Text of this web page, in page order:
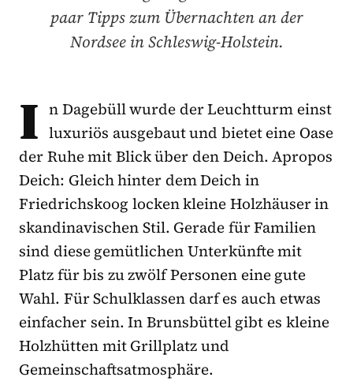
paar Tipps zum Übernachten an der
Nordsee in Schleswig-Holstein.
I n Dagebüll wurde der Leuchtturm einst
luxuriös ausgebaut und bietet eine Oase
der Ruhe mit Blick über den Deich. Apropos
Deich: Gleich hinter dem Deich in
Friedrichskoog locken kleine Holzhäuser in
skandinavischen Stil. Gerade für Familien
sind diese gemütlichen Unterkünfte mit
Platz für bis zu zwölf Personen eine gute
Wahl. Für Schulklassen darf es auch etwas
einfacher sein. In Brunsbüttel gibt es kleine
Holzhütten mit Grillplatz und
Gemeinschaftsatmosphäre.